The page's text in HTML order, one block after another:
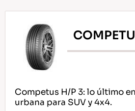
Consejos Para conducir En
Competus H/P 3: lo último
urbana para SUV y 4x4.